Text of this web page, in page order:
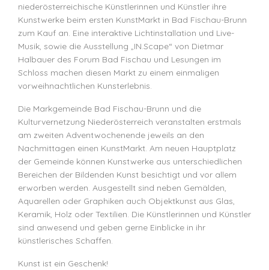
niederösterreichische Künstlerinnen und Künstler ihre
Kunstwerke beim ersten KunstMarkt in Bad Fischau-Brunn
zum Kauf an. Eine interaktive Lichtinstallation und Live-
Musik, sowie die Ausstellung „IN.Scape“ von Dietmar
Halbauer des Forum Bad Fischau und Lesungen im
Schloss machen diesen Markt zu einem einmaligen
vorweihnachtlichen Kunsterlebnis.
Die Markgemeinde Bad Fischau-Brunn und die
Kulturvernetzung Niederösterreich veranstalten erstmals
am zweiten Adventwochenende jeweils an den
Nachmittagen einen KunstMarkt. Am neuen Hauptplatz
der Gemeinde können Kunstwerke aus unterschiedlichen
Bereichen der Bildenden Kunst besichtigt und vor allem
erworben werden. Ausgestellt sind neben Gemälden,
Aquarellen oder Graphiken auch Objektkunst aus Glas,
Keramik, Holz oder Textilien. Die Künstlerinnen und Künstler
sind anwesend und geben gerne Einblicke in ihr
künstlerisches Schaffen.
Kunst ist ein Geschenk!